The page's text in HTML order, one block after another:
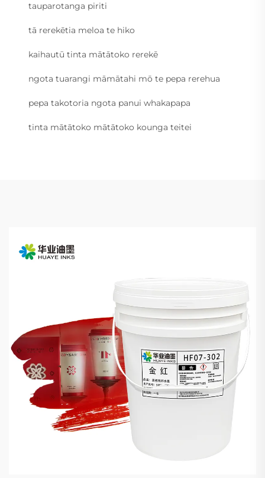
tauparotanga piriti
tā rerekētia meloa te hiko
kaihautū tinta mātātoko rerekē
ngota tuarangi māmātahi mō te pepa rerehua
pepa takotoria ngota panui whakapapa
tinta mātātoko mātātoko kounga teitei